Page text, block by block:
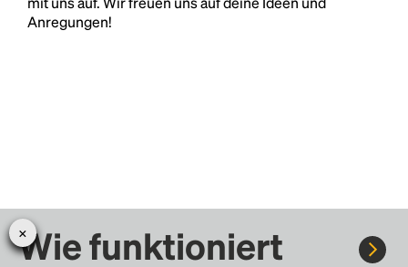
Anregungen!
Wie funktioniert